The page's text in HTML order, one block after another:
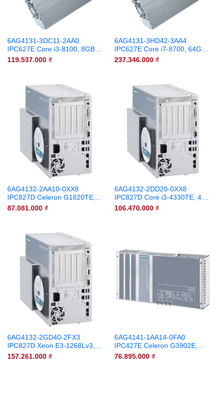
6AG4131-3DC11-2AA0
IPC627E Core i3-8100, 8GB
RAM, 480GB SSD, Win10
119.537.000 ₫
6AG4131-3HD42-3AA4
IPC627E Core i7-8700, 64GB
RAM, 960GB SSD, Win10
237.346.000 ₫
6AG4132-2AA10-0XX8
IPC827D Celeron G1820TE,
2GB RAM, 500GB HDD
87.081.000 ₫
6AG4132-2DD20-0XX8
IPC827D Core i3-4330TE, 4GB
RAM, 1TB HDD
106.470.000 ₫
6AG4132-2GD40-2FX3
IPC827D Xeon E3-1268Lv3,
16GB RAM, 1TB HDD, Win10
157.261.000 ₫
6AG4141-1AA14-0FA0
IPC427E Celeron G3902E,
4GB, 240GB SSD, Win7
76.895.000 ₫